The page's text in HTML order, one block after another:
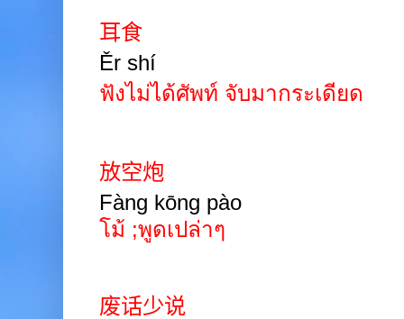
耳食
Ěr shí
ฟังไม่ได้ศัพท์ จับมากระเดียด
放空炮
Fàng kōng pào
โม้ ;พูดเปล่าๆ
废话少说